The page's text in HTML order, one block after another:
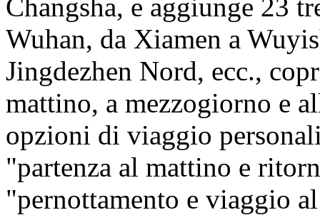
Changsha, e aggiunge 23
Wuhan, da Xiamen a
Jingdezhen Nord, ecc.,
mattino, a mezzogiorno e
opzioni di viaggio
"partenza al mattino e
"pernottamento e viaggio